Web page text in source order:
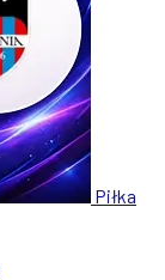
Piłka